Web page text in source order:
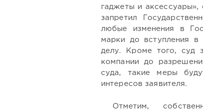
гаджеты и
запретил
любые изменения в
марки до вступления
делу. Кроме того, суд
компании до
суда, такие меры
интересов заявителя.
Отметим,